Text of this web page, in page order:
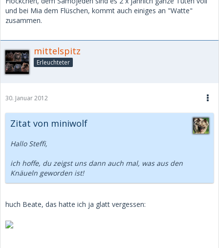
und bei Mia dem Flüschen, kommt auch einiges an "Watte"
zusammen.
mittelspitz
Erleuchteter
30. Januar 2012
Zitat von miniwolf
Hallo Steffi,
ich hoffe, du zeigst uns dann auch mal, was aus den
Knäueln geworden ist!
huch Beate, das hatte ich ja glatt vergessen: